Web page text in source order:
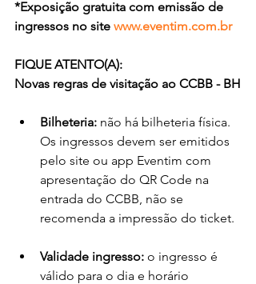
*Exposição gratuita com emissão de
ingressos no site www.eventim.com.br
FIQUE ATENTO(A):
Novas regras de visitação ao CCBB - BH
Bilheteria: não há bilheteria física.
Os ingressos devem ser emitidos
pelo site ou app Eventim com
apresentação do QR Code na
entrada do CCBB, não se
recomenda a impressão do ticket.
Validade ingresso: o ingresso é
válido para o dia e horário